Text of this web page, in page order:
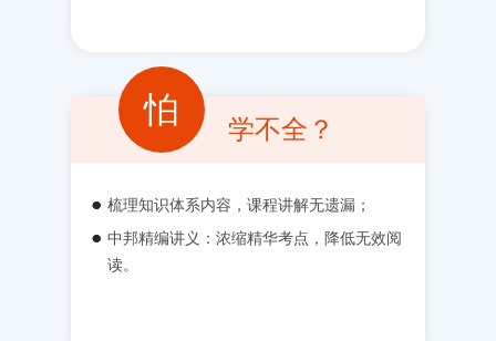
怕 学不全？
梳理知识体系内容，课程讲解无遗漏；
中邦精编讲义：浓缩精华考点，降低无效阅
读。